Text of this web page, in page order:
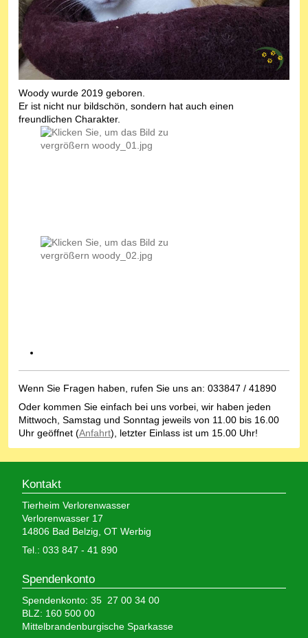
Woody wurde 2019 geboren.
Er ist nicht nur bildschön, sondern hat auch einen
freundlichen Charakter.
Wenn Sie Fragen haben, rufen Sie uns an: 033847 / 41890
Oder kommen Sie einfach bei uns vorbei, wir haben jeden
Mittwoch, Samstag und Sonntag jeweils von 11.00 bis 16.00
Uhr geöffnet (Anfahrt), letzter Einlass ist um 15.00 Uhr!
Kontakt
Tierheim Verlorenwasser
Verlorenwasser 17
14806 Bad Belzig, OT Werbig
Tel.: 033 847 - 41 890
Spendenkonto
Spendenkonto: 35 27 00 34 00
BLZ: 160 500 00
Mittelbrandenburgische Sparkasse